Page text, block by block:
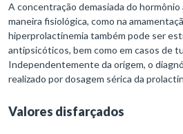
A concentração demasiada do
maneira fisiológica, como na
hiperprolactinemia também pode ser
antipsicóticos, bem como em casos de
Independentemente da origem, o
realizado por dosagem sérica da
Valores disfarçados